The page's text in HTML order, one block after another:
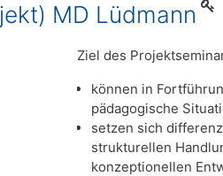
MD Lüdmann
Ziel des
können in
pädagogische
setzen sich
strukturellen
konzeptionellen